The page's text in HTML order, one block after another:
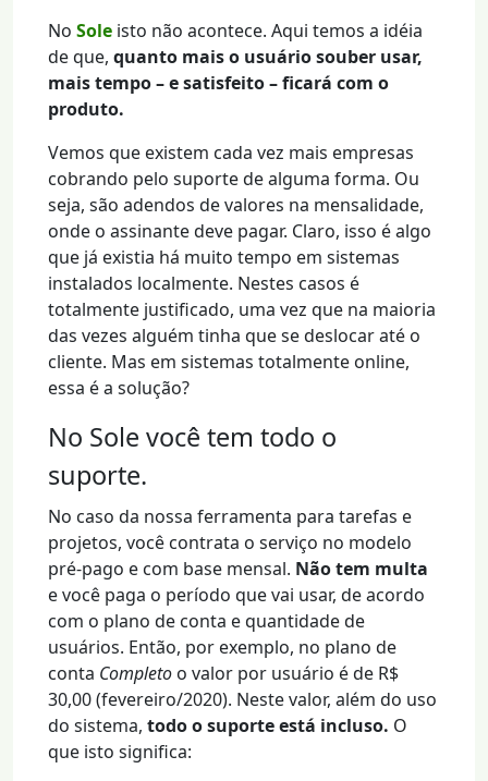
No Sole isto não acontece. Aqui temos a idéia
de que, quanto mais o usuário souber usar,
mais tempo – e satisfeito – ficará com o
produto.
Vemos que existem cada vez mais empresas
cobrando pelo suporte de alguma forma. Ou
seja, são adendos de valores na mensalidade,
onde o assinante deve pagar. Claro, isso é algo
que já existia há muito tempo em sistemas
instalados localmente. Nestes casos é
totalmente justificado, uma vez que na maioria
das vezes alguém tinha que se deslocar até o
cliente. Mas em sistemas totalmente online,
essa é a solução?
No Sole você tem todo o
suporte.
No caso da nossa ferramenta para tarefas e
projetos, você contrata o serviço no modelo
pré-pago e com base mensal. Não tem multa
e você paga o período que vai usar, de acordo
com o plano de conta e quantidade de
usuários. Então, por exemplo, no plano de
conta Completo o valor por usuário é de R$
30,00 (fevereiro/2020). Neste valor, além do uso
do sistema, todo o suporte está incluso. O
que isto significa: